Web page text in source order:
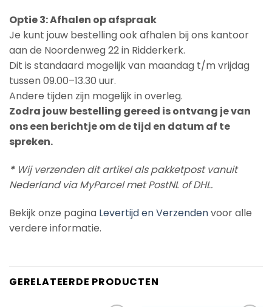
Optie 3: Afhalen op afspraak
Je kunt jouw bestelling ook afhalen bij ons kantoor
aan de Noordenweg 22 in Ridderkerk.
Dit is standaard mogelijk van maandag t/m vrijdag
tussen 09.00–13.30 uur.
Andere tijden zijn mogelijk in overleg.
Zodra jouw bestelling gereed is ontvang je van
ons een berichtje om de tijd en datum af te
spreken.
*Wij verzenden dit artikel als pakketpost vanuit
Nederland via MyParcel met PostNL of DHL.
Bekijk onze pagina Levertijd en Verzendenvoor alle
verdere informatie.
GERELATEERDE PRODUCTEN